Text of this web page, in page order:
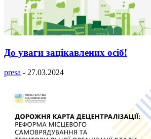
До уваги зацікавлених осіб!
presa - 27.03.2024